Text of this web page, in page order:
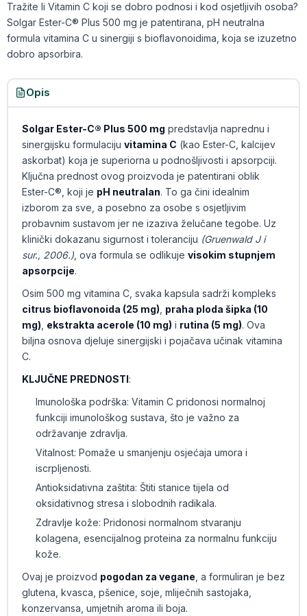
Tražite li Vitamin C koji se dobro podnosi i kod osjetljivih osoba?
Solgar Ester-C® Plus 500 mg je patentirana, pH neutralna
formula vitamina C u sinergiji s bioflavonoidima, koja se izuzetno
dobro apsorbira.
Opis
Solgar Ester-C® Plus 500 mg predstavlja naprednu i
sinergijsku formulaciju vitamina C (kao Ester-C, kalcijev
askorbat) koja je superiorna u podnošljivosti i apsorpciji.
Ključna prednost ovog proizvoda je patentirani oblik
Ester-C®, koji je pH neutralan. To ga čini idealnim
izborom za sve, a posebno za osobe s osjetljivim
probavnim sustavom jer ne izaziva želučane tegobe. Uz
klinički dokazanu sigurnost i toleranciju (Gruenwald J i
sur., 2006.), ova formula se odlikuje visokim stupnjem
apsorpcije.
Osim 500 mg vitamina C, svaka kapsula sadrži kompleks
citrus bioflavonoida (25 mg) praha ploda šipka (10
mg) ekstrakta acerole (10 mg) i rutina (5 mg). Ova
biljna osnova djeluje sinergijski i pojačava učinak vitamina
C.
KLJUČNE PREDNOSTI:
Imunološka podrška: Vitamin C pridonosi normalnoj
funkciji imunološkog sustava, što je važno za
održavanje zdravlja.
Vitalnost: Pomaže u smanjenju osjećaja umora i
iscrpljenosti.
Antioksidativna zaštita: Štiti stanice tijela od
oksidativnog stresa i slobodnih radikala.
Zdravlje kože: Pridonosi normalnom stvaranju
kolagena, esencijalnog proteina za normalnu funkciju
kože.
Ovaj je proizvod pogodan za vegane , a formuliran je bez
glutena, kvasca, pšenice, soje, mliječnih sastojaka,
konzervansa, umjetnih aroma ili boja.